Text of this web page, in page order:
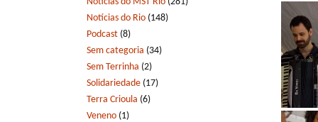
Notícias do Rio (148)
Podcast (8)
Sem categoria (34)
Sem Terrinha (2)
Solidariedade (17)
Terra Crioula (6)
Veneno (1)